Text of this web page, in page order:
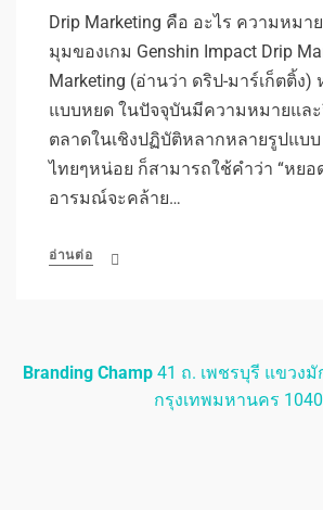
Drip Marketing คือ อะไร ความหมา
มุมของเกม Genshin Impact Drip
Marketing (อ่านว่า ดริป-มาร์เก็ตติ้ง)
แบบหยด ในปัจจุบันมีความหมายแล
ตลาดในเชิงปฏิบัติหลากหลายรูปแบ
ไทยๆหน่อย ก็สามารถใช้คำว่า “หยอ
อารมณ์จะคล้าย…
อ่านต่อ
Branding Champ 41 ถ. เพชรบุรี แขวง
กรุงเทพมหานคร